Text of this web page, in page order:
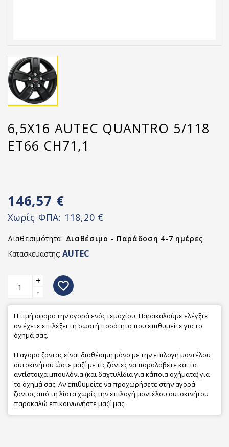
6,5X16 AUTEC QUANTRO 5/118
ET66 CH71,1
146,57 €
Χωρίς ΦΠΑ: 118,20 €
Διαθεσιμότητα: Διαθέσιμο - Παράδοση 4-7 ημέρες
Κατασκευαστής: AUTEC
+
-
favorite_border
Η τιμή αφορά την αγορά ενός τεμαχίου. Παρακαλούμε ελέγξτε
αν έχετε επιλέξει τη σωστή ποσότητα που επιθυμείτε για το
όχημά σας.
Η αγορά ζάντας είναι διαθέσιμη μόνο με την επιλογή μοντέλου
αυτοκινήτου ώστε μαζί με τις ζάντες να παραλάβετε και τα
αντίστοιχα μπουλόνια (και δαχτυλίδια για κάποια οχήματα) για
το όχημά σας. Αν επιθυμείτε να προχωρήσετε στην αγορά
ζάντας από τη λίστα χωρίς την επιλογή μοντέλου αυτοκινήτου
παρακαλώ επικοινωνήστε μαζί μας.